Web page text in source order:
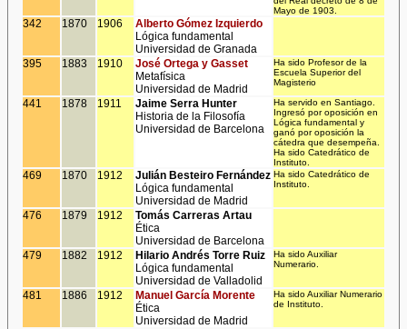
Mayo de 1903.
342 1870 1906
Alberto Gómez Izquierdo
Lógica fundamental
Universidad de Granada
395
1883 1910
José Ortega y Gasset
Metafísica
Universidad de Madrid
Ha sido Profesor de la
Escuela Superior del
Magisterio
441 1878 1911
Jaime Serra Hunter
Historia de la Filosofía
Universidad de Barcelona
Ha servido en Santiago.
Ingresó por oposición en
Lógica fundamental y
ganó por oposición la
cátedra que desempeña.
Ha sido Catedrático de
Instituto.
469 1870 1912
Julián Besteiro Fernández
Lógica fundamental
Universidad de Madrid
Ha sido Catedrático de
Instituto.
476 1879 1912
Tomás Carreras Artau
Ética
Universidad de Barcelona
479
1882 1912
Hilario Andrés Torre Ruiz
Lógica fundamental
Universidad de Valladolid
Ha sido Auxiliar
Numerario.
481 1886 1912
Manuel García Morente
Ética
Universidad de Madrid
Ha sido Auxiliar Numerario
de Instituto.